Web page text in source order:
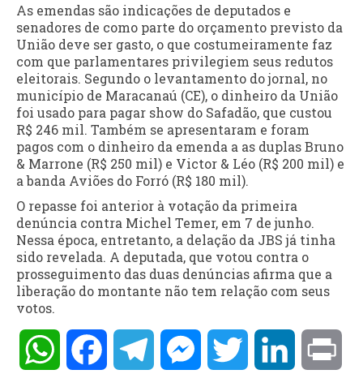
As emendas são indicações de deputados e
senadores de como parte do orçamento previsto da
União deve ser gasto, o que costumeiramente faz
com que parlamentares privilegiem seus redutos
eleitorais. Segundo o levantamento do jornal, no
município de Maracanaú (CE), o dinheiro da União
foi usado para pagar show do Safadão, que custou
R$ 246 mil. Também se apresentaram e foram
pagos com o dinheiro da emenda a as duplas Bruno
& Marrone (R$ 250 mil) e Victor & Léo (R$ 200 mil) e
a banda Aviões do Forró (R$ 180 mil).
O repasse foi anterior à votação da primeira
denúncia contra Michel Temer, em 7 de junho.
Nessa época, entretanto, a delação da JBS já tinha
sido revelada. A deputada, que votou contra o
prosseguimento das duas denúncias afirma que a
liberação do montante não tem relação com seus
votos.
WhatsAppFacebookTelegramMessengerTwitter LinkedIn